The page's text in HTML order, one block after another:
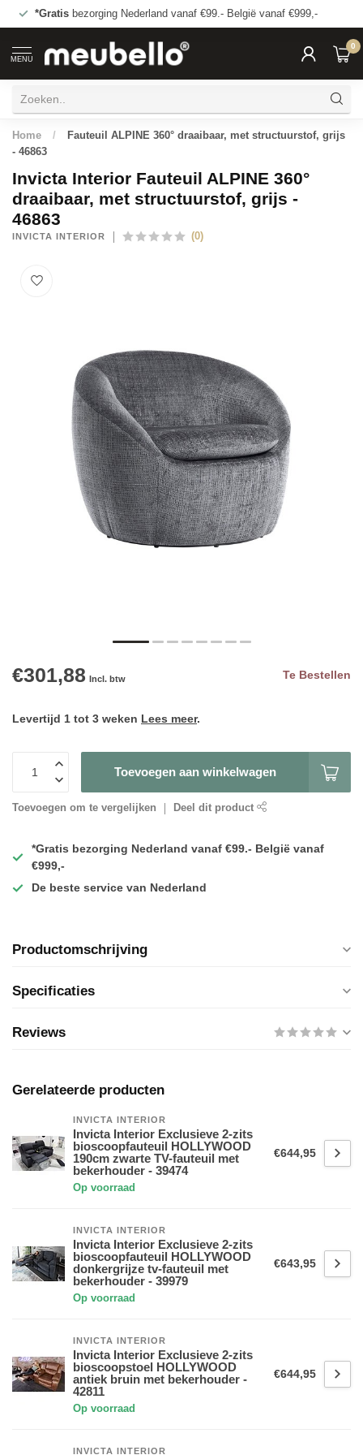
*Gratis bezorging Nederland vanaf €99.- België vanaf €999,-
MENU
0
Home /
Fauteuil ALPINE 360° draaibaar, met structuurstof, grijs
- 46863
Invicta Interior Fauteuil ALPINE 360°
draaibaar, met structuurstof, grijs -
46863
INVICTA INTERIOR (0)
€301,88 Incl. btw Te Bestellen
Levertijd 1 tot 3 weken Lees meer.
Toevoegen aan winkelwagen
Toevoegen om te vergelijken Deel dit product
*Gratis bezorging Nederland vanaf €99.- België vanaf
€999,-
De beste service van Nederland
Productomschrijving
Specificaties
Reviews
Gerelateerde producten
INVICTA INTERIOR
Invicta Interior Exclusieve 2-zits
bioscoopfauteuil HOLLYWOOD
190cm zwarte TV-fauteuil met
bekerhouder - 39474
Op voorraad
€644,95
INVICTA INTERIOR
Invicta Interior Exclusieve 2-zits
bioscoopfauteuil HOLLYWOOD
donkergrijze tv-fauteuil met
bekerhouder - 39979
Op voorraad
€643,95
INVICTA INTERIOR
Invicta Interior Exclusieve 2-zits
bioscoopstoel HOLLYWOOD
antiek bruin met bekerhouder -
42811
Op voorraad
€644,95
INVICTA INTERIOR